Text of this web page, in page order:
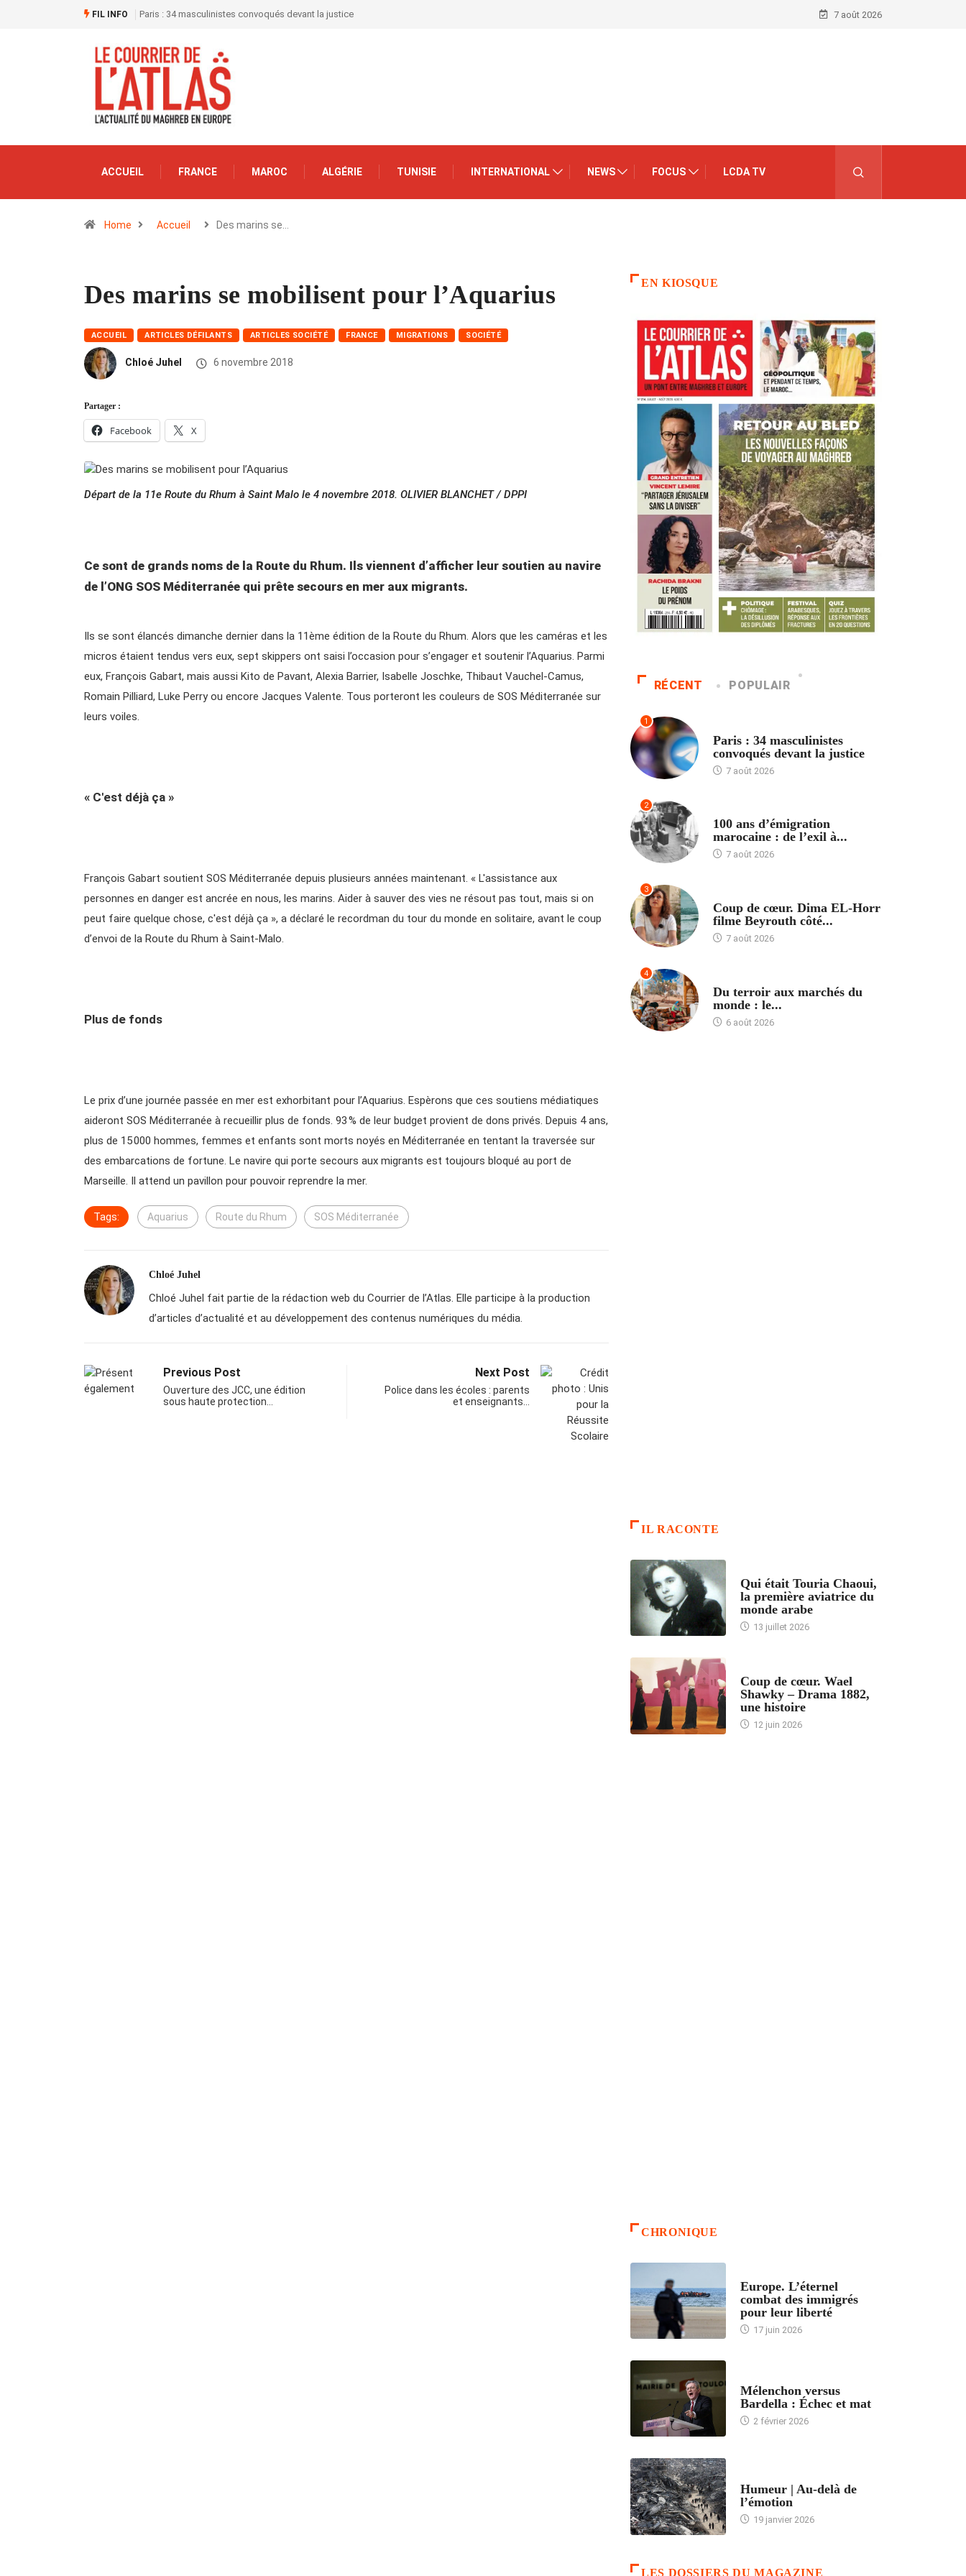
FIL INFO Paris : 34 masculinistes convoqués devant la justice 7 août 2026
ACCUEIL FRANCE MAROC ALGÉRIE TUNISIE INTERNATIONAL NEWS FOCUS LCDA TV
Home Accueil Des marins se…
Des marins se mobilisent pour l’Aquarius
ACCUEIL ARTICLES DÉFILANTS ARTICLES SOCIÉTÉ FRANCE MIGRATIONS SOCIÉTÉ
Chloé Juhel 6 novembre 2018
Partager :
Facebook X
Départ de la 11e Route du Rhum à Saint Malo le 4 novembre 2018. OLIVIER BLANCHET / DPPI
Ce sont de grands noms de la Route du Rhum. Ils viennent d’afficher leur soutien au navire
de l’ONG SOS Méditerranée qui prête secours en mer aux migrants.
Ils se sont élancés dimanche dernier dans la 11ème édition de la Route du Rhum. Alors que les caméras et les
micros étaient tendus vers eux, sept skippers ont saisi l’occasion pour s’engager et soutenir l’Aquarius. Parmi
eux, François Gabart, mais aussi Kito de Pavant, Alexia Barrier, Isabelle Joschke, Thibaut Vauchel-Camus,
Romain Pilliard, Luke Perry ou encore Jacques Valente. Tous porteront les couleurs de SOS Méditerranée sur
leurs voiles.
« C'est déjà ça »
François Gabart soutient SOS Méditerranée depuis plusieurs années maintenant. « L'assistance aux
personnes en danger est ancrée en nous, les marins. Aider à sauver des vies ne résout pas tout, mais si on
peut faire quelque chose, c'est déjà ça », a déclaré le recordman du tour du monde en solitaire, avant le coup
d’envoi de la Route du Rhum à Saint-Malo.
Plus de fonds
Le prix d’une journée passée en mer est exhorbitant pour l’Aquarius. Espèrons que ces soutiens médiatiques
aideront SOS Méditerranée à recueillir plus de fonds. 93 % de leur budget provient de dons privés. Depuis 4 ans,
plus de 15 000 hommes, femmes et enfants sont morts noyés en Méditerranée en tentant la traversée sur
des embarcations de fortune. Le navire qui porte secours aux migrants est toujours bloqué au port de
Marseille. Il attend un pavillon pour pouvoir reprendre la mer.
Tags: Aquarius Route du Rhum SOS Méditerranée
Chloé Juhel
Chloé Juhel fait partie de la rédaction web du Courrier de l’Atlas. Elle participe à la production
d’articles d’actualité et au développement des contenus numériques du média.
Previous Post
Ouverture des JCC, une édition
sous haute protection…
Next Post
Police dans les écoles : parents
et enseignants…
EN KIOSQUE
RÉCENT POPULAIR
1
Paris : 34 masculinistes
convoqués devant la justice
7 août 2026
2
100 ans d’émigration
marocaine : de l’exil à...
7 août 2026
3
Coup de cœur. Dima EL-Horr
filme Beyrouth côté...
7 août 2026
4
Du terroir aux marchés du
monde : le...
6 août 2026
IL RACONTE
Qui était Touria Chaoui,
la première aviatrice du
monde arabe
13 juillet 2026
Coup de cœur. Wael
Shawky – Drama 1882,
une histoire
12 juin 2026
CHRONIQUE
Europe. L’éternel
combat des immigrés
pour leur liberté
17 juin 2026
Mélenchon versus
Bardella : Échec et mat
2 février 2026
Humeur | Au-delà de
l’émotion
19 janvier 2026
LES DOSSIERS DU MAGAZINE